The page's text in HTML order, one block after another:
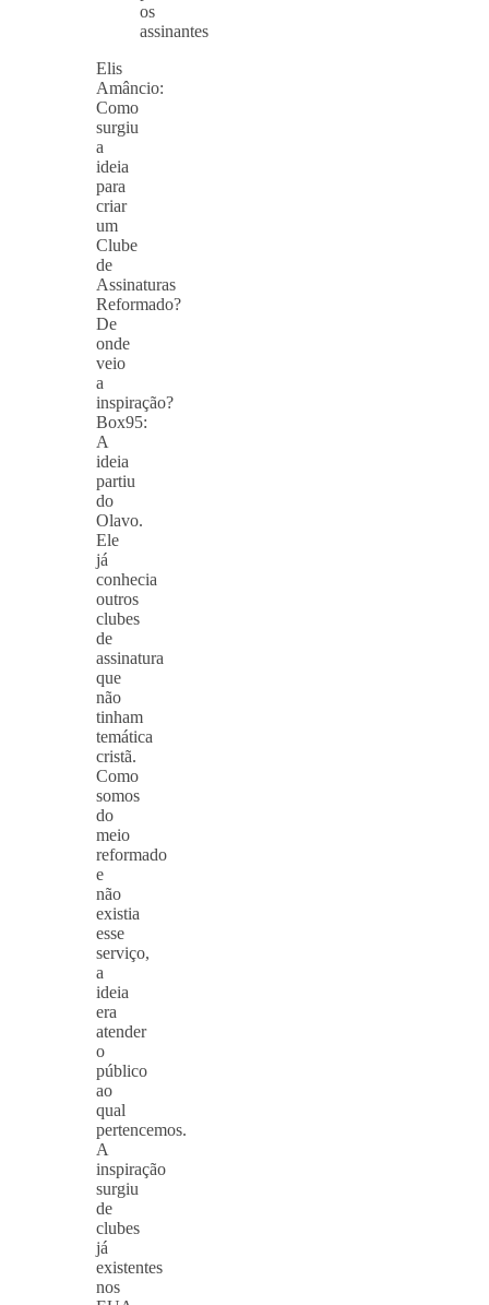
os
assinantes
Elis
Amâncio:
Como
surgiu
a
ideia
para
criar
um
Clube
de
Assinaturas
Reformado?
De
onde
veio
a
inspiração?
Box95:
A
ideia
partiu
do
Olavo.
Ele
já
conhecia
outros
clubes
de
assinatura
que
não
tinham
temática
cristã.
Como
somos
do
meio
reformado
e
não
existia
esse
serviço,
a
ideia
era
atender
o
público
ao
qual
pertencemos.
A
inspiração
surgiu
de
clubes
já
existentes
nos